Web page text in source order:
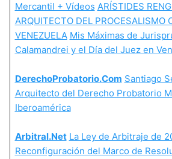
Mercantil + Vídeos ARÍSTIDES
ARQUITECTO DEL PROCESALISMO
VENEZUELA Mis Máximas de
Calamandrei y el Día del Juez en
DerechoProbatorio.Com Santiago
Arquitecto del Derecho Probatorio
Iberoamérica
Arbitral.Net La Ley de Arbitraje de
Reconfiguración del Marco de